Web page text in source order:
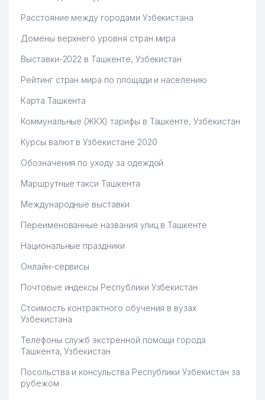
Расстояние между городами Узбекистана
Домены верхнего уровня стран мира
Выставки-2022 в Ташкенте, Узбекистан
Рейтинг стран мира по площади и населению
Карта Ташкента
Коммунальные (ЖКХ) тарифы в Ташкенте, Узбекистан
Курсы валют в Узбекистане 2020
Обозначения по уходу за одеждой
Маршрутные такси Ташкента
Международные выставки
Переименованные названия улиц в Ташкенте
Национальные праздники
Онлайн-сервисы
Почтовые индексы Республики Узбекистан
Стоимость контрактного обучения в вузах
Узбекистана
Телефоны служб экстренной помощи города
Ташкента, Узбекистан
Посольства и консульства Республики Узбекистан за
рубежом